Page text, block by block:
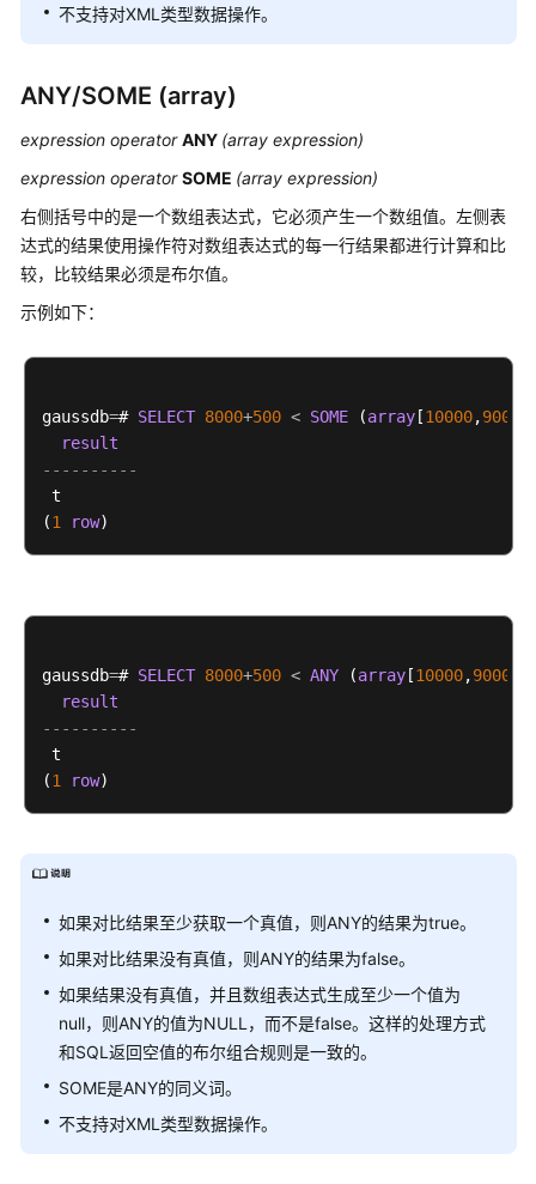
（分
_V2.0-
开
指
南
（集
中
_V2.0-
开
南
_V2.0-
开
发
南
（集
3.x）
数
据
库
系
述
不支持对XML类型数据操作。
ANY/SOME (array)
expression operatorANY (array expression)
expression operatorSOME (array expression)
右侧括号中的是一个数组表达式，它必须产生一个数组值。左侧表
达式的结果使用操作符对数组表达式的每一行结果都进行计算和比
较，比较结果必须是布尔值。
示例如下：
gaussdb=# SELECT 8000+500 < SOME (array [10000,9000
result
----------
t
(1 row
gaussdb=# SELECT 8000+500 < ANY (array [10000,9000
result
----------
t
(1 row
如果对比结果至少获取一个真值，则ANY的结果为true。
如果对比结果没有真值，则ANY的结果为false。
如果结果没有真值，并且数组表达式生成至少一个值为
null，则ANY的值为NULL，而不是false。这样的处理方式
和SQL返回空值的布尔组合规则是一致的。
SOME是ANY的同义词。
不支持对XML类型数据操作。